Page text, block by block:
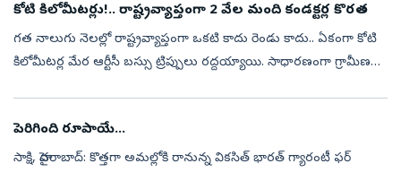
కోటి కిలోమీటర్లు!.. రాష్ట్రవ్యాప్తంగా 2 వేల మంది కండక్టర్ల కొరత
గత నాలుగు నెలల్లో రాష్ట్రవ్యాప్తంగా ఒకటి కాదు రెండు కాదు.. ఏకంగా కోటి
కిలోమీటర్ల మేర ఆర్టీసీ బస్సు ట్రిప్పులు రద్దయ్యాయి. సాధారణంగా గ్రామీణ
పెరిగింది రూపాయే...
సాక్షి, హైదరాబాద్‌: కొత్తగా అమల్లోకి రానున్న వికసిత్‌ భారత్‌ గ్యారంటీ ఫర్‌